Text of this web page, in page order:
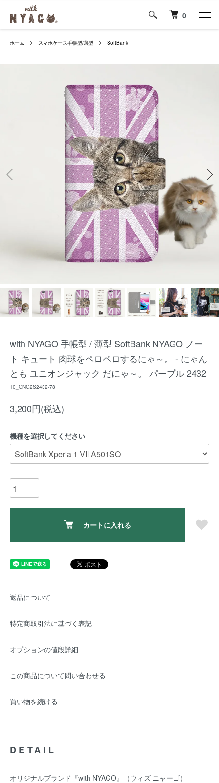
0
ホーム スマホケース手帳型/薄型 SoftBank
with NYAGO 手帳型 / 薄型 SoftBank NYAGO ノー
ト キュート 肉球をペロペロするにゃ～。 - にゃん
とも ユニオンジャック だにゃ～。 パープル 2432
10_ONG2S2432-78
3,200円(税込)
機種を選択してください
カートに入れる
返品について
特定商取引法に基づく表記
オプションの値段詳細
この商品について問い合わせる
買い物を続ける
DETAIL
オリジナルブランド『with NYAGO』（ウィズ ニャーゴ）